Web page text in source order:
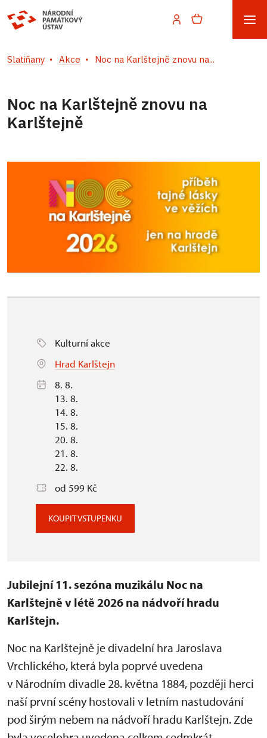
Slatiňany Akce Noc na Karlštejně znovu na...
Noc na Karlštejně znovu na
Karlštejně
Kulturní akce
Hrad Karlštejn
8. 8.
13. 8.
14. 8.
15. 8.
20. 8.
21. 8.
22. 8.
od 599 Kč
KOUPIT VSTUPENKU
Jubilejní 11. sezóna muzikálu Noc na
Karlštejně v létě 2026 na nádvoří hradu
Karlštejn.
Noc na Karlštejně je divadelní hra Jaroslava
Vrchlického, která byla poprvé uvedena
v Národním divadle 28. května 1884, později herci
naší první scény hostovali v letním nastudování
pod širým nebem na nádvoří hradu Karlštejn. Zde